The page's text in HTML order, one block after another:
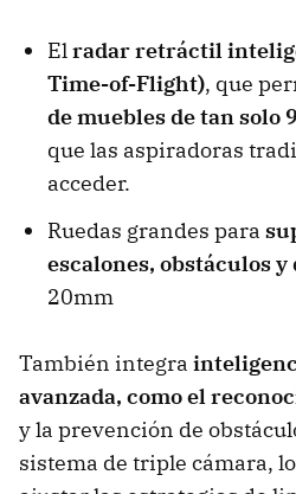
Elradar retráctil
Time-of-Flight), que
de muebles de tan solo
que las aspiradoras
acceder.
Ruedas grandes para
escalones, obstáculos y
20mm
También integra
avanzada, como el
y la prevención de
sistema de triple cámara,